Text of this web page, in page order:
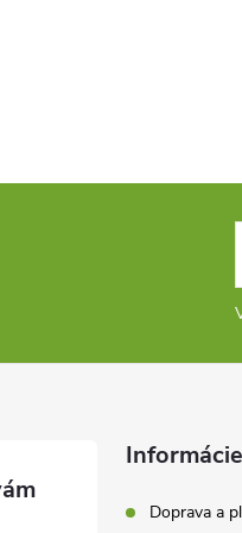
Doprava a